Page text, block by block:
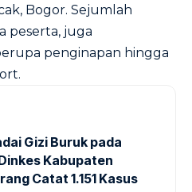
Bogor. Sejumlah
peserta, juga
penginapan hingga
Gizi Buruk pada
Kabupaten
Catat 1.151 Kasus